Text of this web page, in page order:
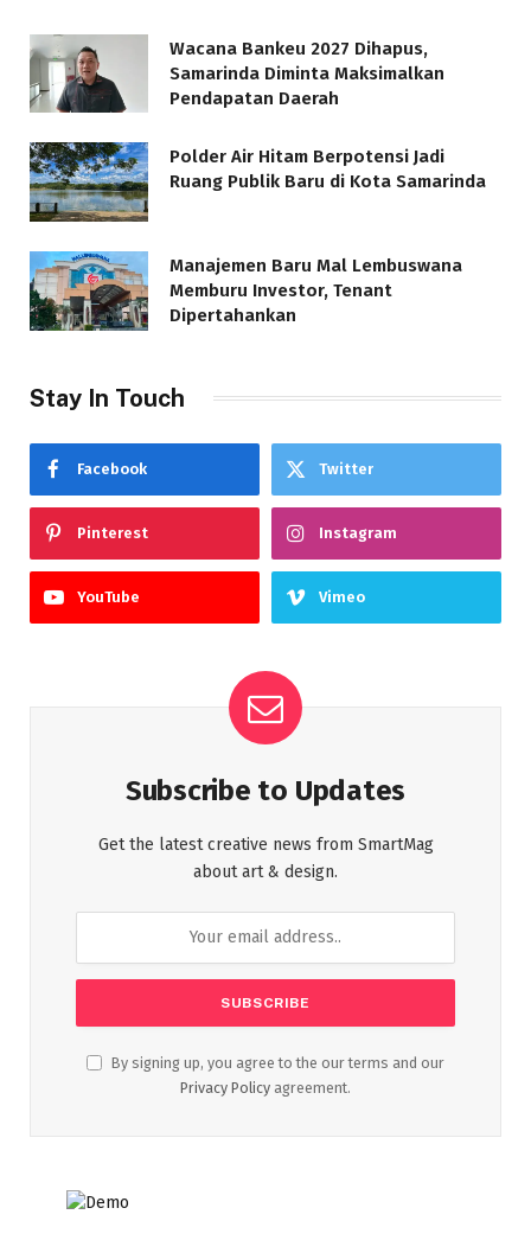
Wacana Bankeu 2027 Dihapus,
Samarinda Diminta Maksimalkan
Pendapatan Daerah
Polder Air Hitam Berpotensi Jadi
Ruang Publik Baru di Kota Samarinda
Manajemen Baru Mal Lembuswana
Memburu Investor, Tenant
Dipertahankan
Stay In Touch
Facebook Twitter
Pinterest Instagram
YouTube Vimeo
Subscribe to Updates
Get the latest creative news from SmartMag
about art & design.
By signing up, you agree to the our terms and our
Privacy Policy agreement.